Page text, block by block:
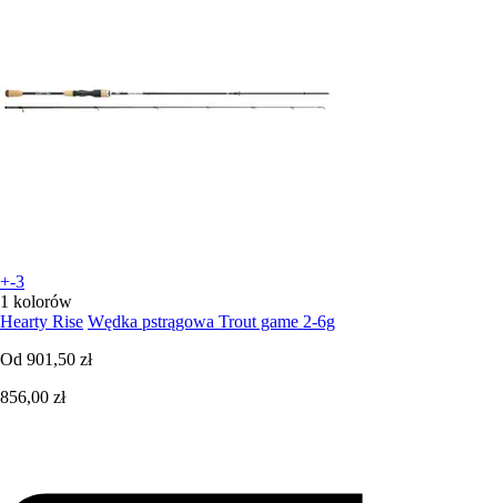
+-3
1 kolorów
Hearty Rise Wędka pstrągowa Trout game 2-6g
Od 901,50 zł
856,00 zł